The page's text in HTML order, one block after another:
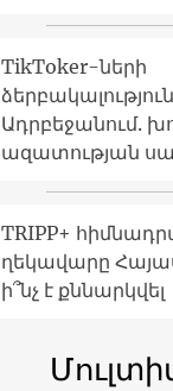
TikToker-ների
Ադրբեջանում.
ազատության
TRIPP+
ղեկավարը
ի՞նչ է քննարկվել